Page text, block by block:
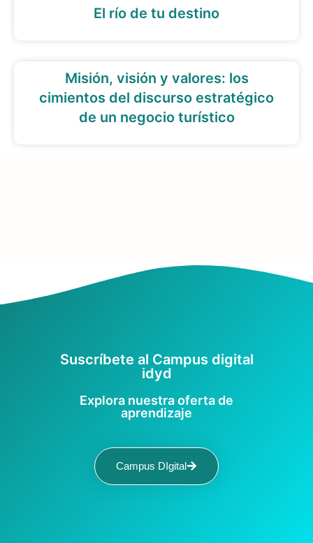
El río de tu destino
Misión, visión y valores: los
cimientos del discurso estratégico
de un negocio turístico
Suscríbete al Campus digital
idyd
Explora nuestra oferta de
aprendizaje
Campus DIgital